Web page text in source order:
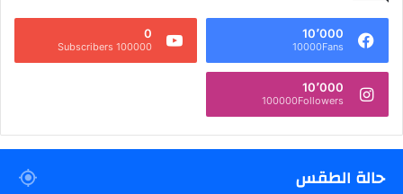
10٬000
10000Fans
0
100000 Subscribers
10٬000
100000Followers
حالة الطقس